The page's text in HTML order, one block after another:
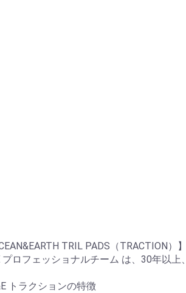
TRIL PADS（TRACTION）】
プロフェッショナルチーム は、30年以
トラクションの特徴